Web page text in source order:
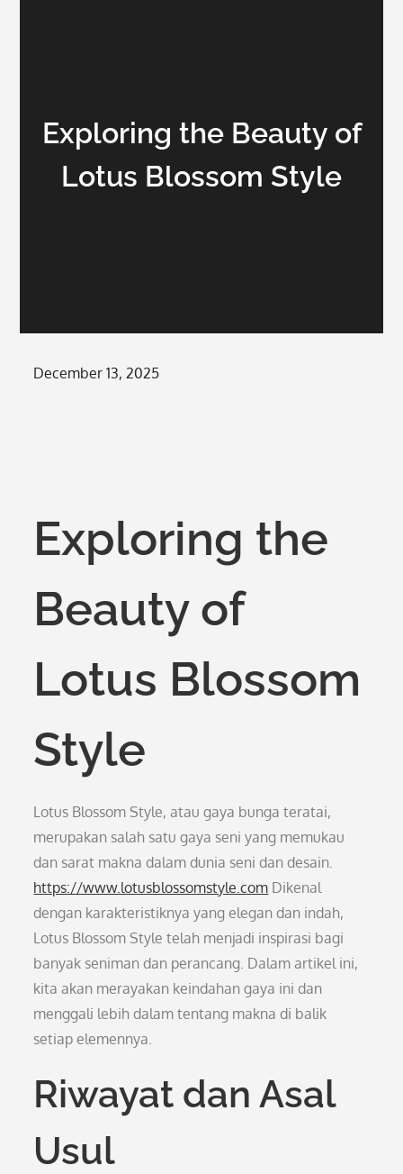
Exploring the Beauty of
Lotus Blossom Style
Posted
December 13, 2025
Exploring the
Beauty of
Lotus Blossom
Style
Lotus Blossom Style, atau gaya bunga teratai,
merupakan salah satu gaya seni yang memukau
dan sarat makna dalam dunia seni dan desain.
https://www.lotusblossomstyle.com Dikenal
dengan karakteristiknya yang elegan dan indah,
Lotus Blossom Style telah menjadi inspirasi bagi
banyak seniman dan perancang. Dalam artikel ini,
kita akan merayakan keindahan gaya ini dan
menggali lebih dalam tentang makna di balik
setiap elemennya.
Riwayat dan Asal
Usul